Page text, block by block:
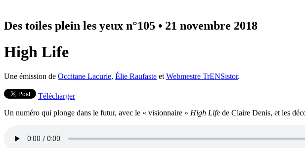
Des toiles plein les yeux n°105 • 21 novembre 2018
High Life
Une émission de Occitane Lacurie, Élie Raufaste et Webmestre TrENSistor.
Télécharger
Un numéro qui plonge dans le futur, avec le « visionnaire » High Life de Claire Denis, et les